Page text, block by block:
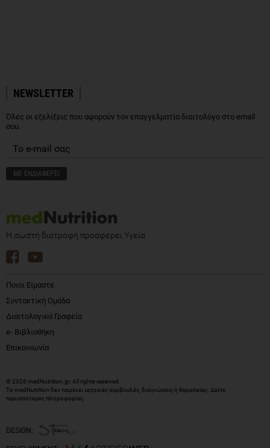
NEWSLETTER
Όλες οι εξελίξεις που αφορούν τον επαγγελματία διαιτολόγο στο email
σου.
Η σωστή διατροφή προσφέρει Υγεία
Ποιοι Είμαστε
Συντακτική Ομάδα
Διαιτολογικά Γραφεία
e- Βιβλιοθήκη
Επικοινωνία
© 2026 medNutrition.gr. All rights reserved.
Το medNutrition δεν παρέχει ιατρικές συμβουλές, διαγνώσεις ή θεραπείες. Δείτε
περισσότερες πληροφορίες
DESIGN: